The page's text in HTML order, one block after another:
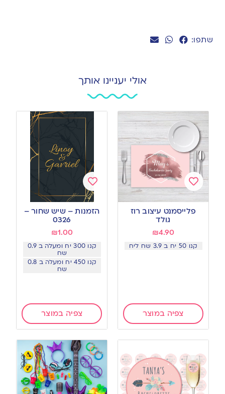
שתפו:
אולי יעניינו אותך
Add
to
wishlist
פלייסמנט עיצוב רוז
גולד
₪4.90
קנו 50 יח ב 3.9 שח ליח
צפיה במוצר
Add
to
wishlist
הזמנות – שיש שחור –
0326
₪1.00
קנו 300 יח ומעלה ב 0.9
שח
קנו 450 יח ומעלה ב 0.8
שח
צפיה במוצר